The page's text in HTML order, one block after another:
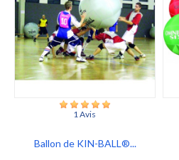
1 Avis
Ballon de KIN-BALL®...